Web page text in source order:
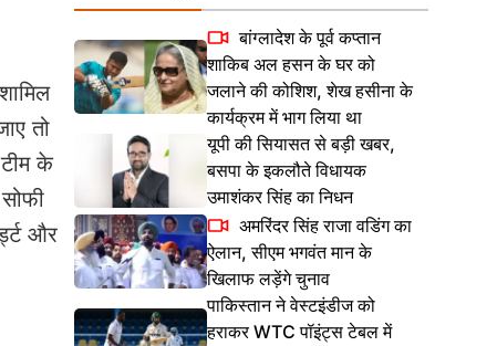
तो
के
और
बांग्लादेश के पूर्व कप्तान
शाकिब अल हसन के घर को
जलाने की कोशिश, शेख हसीना के
कार्यक्रम में भाग लिया था
यूपी की सियासत से बड़ी खबर,
बसपा के इकलौते विधायक
उमाशंकर सिंह का निधन
अमरिंदर सिंह राजा वडिंग का
ऐलान, सीएम भगवंत मान के
खिलाफ लड़ेंगे चुनाव
पाकिस्तान ने वेस्टइंडीज को
हराकर WTC पॉइंट्स टेबल में